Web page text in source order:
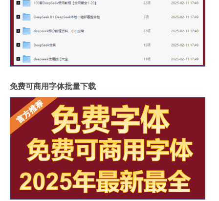
免费可商用字体批量下载